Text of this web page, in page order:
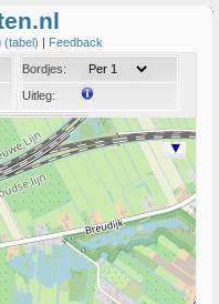
(tabel) | Feedback
Bordjes:
Uitleg: